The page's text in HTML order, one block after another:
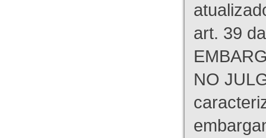
art. 39
NO